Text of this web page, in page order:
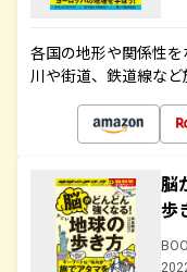
各国の地形や関係性を
川や街道、鉄道線など
脳
歩